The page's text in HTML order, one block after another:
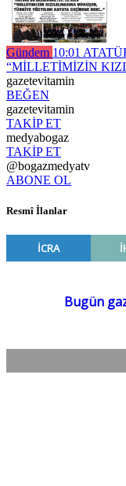
Gündem 10:01
“MİLLETİMİZİN
gazetevitamin
BEĞEN
gazetevitamin
TAKİP ET
medyabogaz
TAKİP ET
@bogazmedyatv
ABONE OL
Resmî İlanlar